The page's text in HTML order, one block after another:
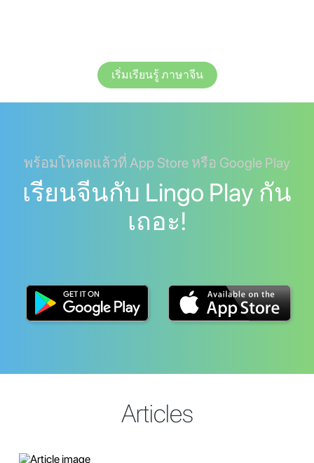
เริ่มเรียนรู้ ภาษาจีน
พร้อมโหลดแล้วที่ App Store หรือ Google Play
เรียนจีนกับ Lingo Play กัน
เถอะ!
Articles